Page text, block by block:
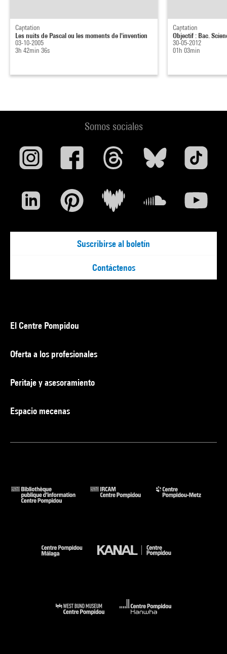
Captation
Les nuits de Pascal ou les moments de l'invention
03-10-2005
3h 42min 36s
Captation
Objectif : Bac.
30-05-2012
01h 03min
Somos sociales
Suscribirse al boletín
Contáctenos
El Centre Pompidou
Oferta a los profesionales
Peritaje y asesoramiento
Espacio mecenas